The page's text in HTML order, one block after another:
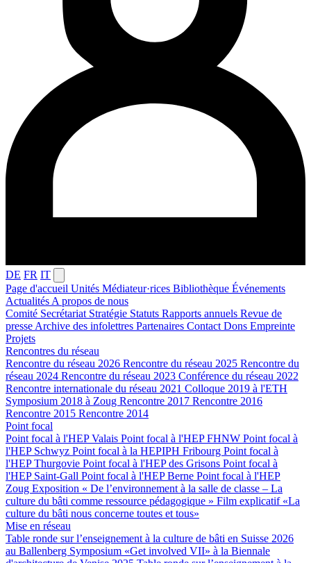
DE FR IT
Page d'accueil Unités Médiateur·rices Bibliothèque Événements
Actualités A propos de nous
Comité Secrétariat Stratégie Statuts Rapports annuels Revue de
presse Archive des infolettres Partenaires Contact Dons Empreinte
Projets
Rencontres du réseau
Rencontre du réseau 2026 Rencontre du réseau 2025 Rencontre du
réseau 2024 Rencontre du réseau 2023 Conférence du réseau 2022
Rencontre internationale du réseau 2021 Colloque 2019 à l'ETH
Symposium 2018 à Zoug Rencontre 2017 Rencontre 2016
Rencontre 2015 Rencontre 2014
Point focal
Point focal à l'HEP Valais Point focal à l'HEP FHNW Point focal à
l'HEP Schwyz Point focal à la HEPIPH Fribourg Point focal à
l'HEP Thurgovie Point focal à l'HEP des Grisons Point focal à
l'HEP Saint-Gall Point focal à l'HEP Berne Point focal à l'HEP
Zoug Exposition « De l’environnement à la salle de classe – La
culture du bâti comme ressource pédagogique » Film explicatif «La
culture du bâti nous concerne toutes et tous»
Mise en réseau
Table ronde sur l’enseignement à la culture de bâti en Suisse 2026
au Ballenberg Symposium «Get involved VII» à la Biennale